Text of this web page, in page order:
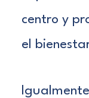
centro y
el